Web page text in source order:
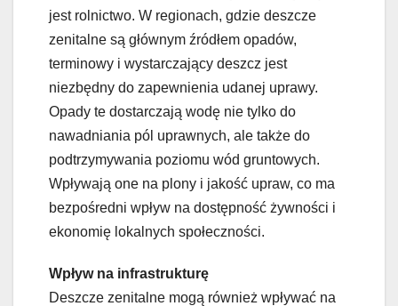
jest rolnictwo. W regionach, gdzie deszcze
zenitalne są głównym źródłem opadów,
terminowy i wystarczający deszcz jest
niezbędny do zapewnienia udanej uprawy.
Opady te dostarczają wodę nie tylko do
nawadniania pól uprawnych, ale także do
podtrzymywania poziomu wód gruntowych.
Wpływają one na plony i jakość upraw, co ma
bezpośredni wpływ na dostępność żywności i
ekonomię lokalnych społeczności.
Wpływ na infrastrukturę
Deszcze zenitalne mogą również wpływać na